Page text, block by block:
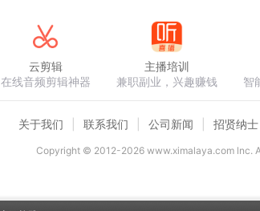
云剪辑
在线音频剪辑神器
主播培训
兼职副业，兴趣赚钱
智
关于我们 联系我们 公司新闻 招贤纳士
Copyright © 2012-2026www.ximalaya.com lnc.